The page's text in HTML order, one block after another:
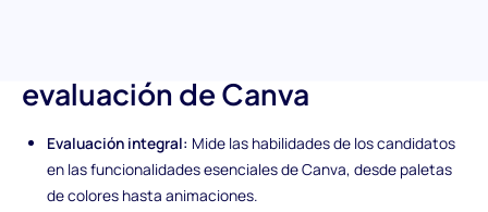
evaluación de Canva
Evaluación integral: Mide las habilidades de los candidatos
en las funcionalidades esenciales de Canva, desde paletas
de colores hasta animaciones.